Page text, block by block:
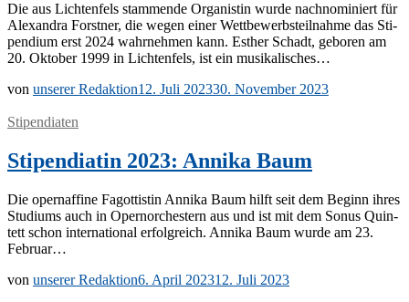
Die aus Lich­ten­fels stam­men­de Or­ga­nis­tin wur­de nach­no­mi­niert für
Alex­an­dra Forst­ner, die we­gen ei­ner Wett­be­werbs­teil­nah­me das Sti­
pen­di­um erst 2024 wahr­neh­men kann. Es­ther Schadt, ge­bo­ren am
20. Ok­to­ber 1999 in Lich­ten­fels, ist ein musikalisches…
von unserer Redaktion12. Juli 202330. November 2023
Stipendiaten
Stipendiatin 2023: Annika Baum
Die opern­af­fi­ne Fa­got­tis­tin An­ni­ka Baum hilft seit dem Be­ginn ih­res
Stu­di­ums auch in Opern­or­ches­tern aus und ist mit dem So­nus Quin­
tett schon in­ter­na­tio­nal er­folg­reich. An­ni­ka Baum wur­de am 23.
Februar…
von unserer Redaktion6. April 202312. Juli 2023